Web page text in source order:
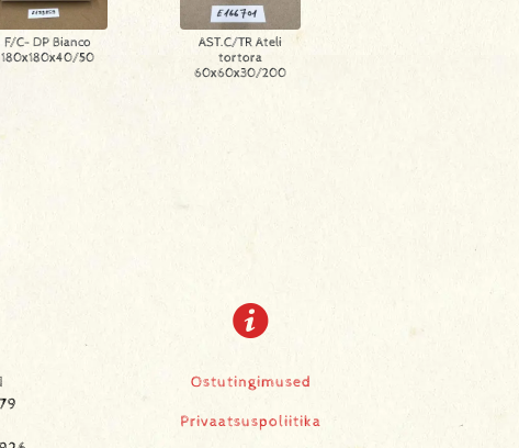
F/C- DP Bianco
180x180x40/50
AST.C/TR Ateli
tortora
60x60x30/200
Ostutingimused
Privaatsuspoliitika